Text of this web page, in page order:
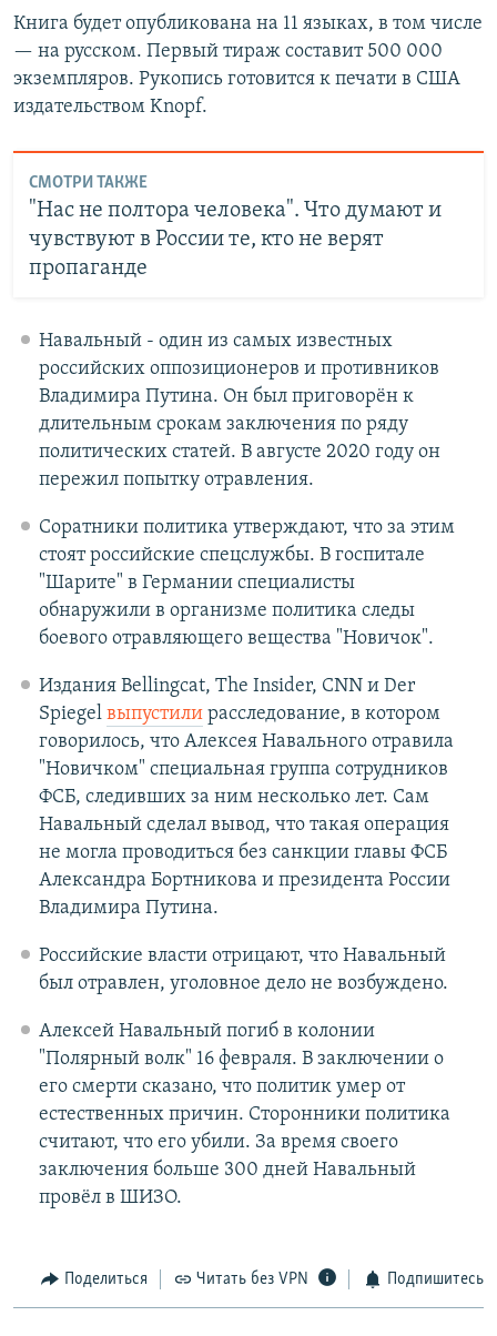
Книга будет опубликована на 11 языках, в том числе
— на русском. Первый тираж составит 500 000
экземпляров. Рукопись готовится к печати в США
издательством Knopf.
СМОТРИ ТАКЖЕ
"Нас не полтора человека". Что думают и
чувствуют в России те, кто не верят
пропаганде
Навальный - один из самых известных
российских оппозиционеров и противников
Владимира Путина. Он был приговорён к
длительным срокам заключения по ряду
политических статей. В августе 2020 году он
пережил попытку отравления.
Соратники политика утверждают, что за этим
стоят российские спецслужбы. В госпитале
"Шарите" в Германии специалисты
обнаружили в организме политика следы
боевого отравляющего вещества "Новичок".
Издания Bellingcat, The Insider, CNN и Der
Spiegel выпустилирасследование, в котором
говорилось, что Алексея Навального отравила
"Новичком" специальная группа сотрудников
ФСБ, следивших за ним несколько лет. Сам
Навальный сделал вывод, что такая операция
не могла проводиться без санкции главы ФСБ
Александра Бортникова и президента России
Владимира Путина.
Российские власти отрицают, что Навальный
был отравлен, уголовное дело не возбуждено.
Алексей Навальный погиб в колонии
"Полярный волк" 16 февраля. В заключении о
его смерти сказано, что политик умер от
естественных причин. Сторонники политика
считают, что его убили. За время своего
заключения больше 300 дней Навальный
провёл в ШИЗО.
Поделиться Читать без VPN Подпишитесь